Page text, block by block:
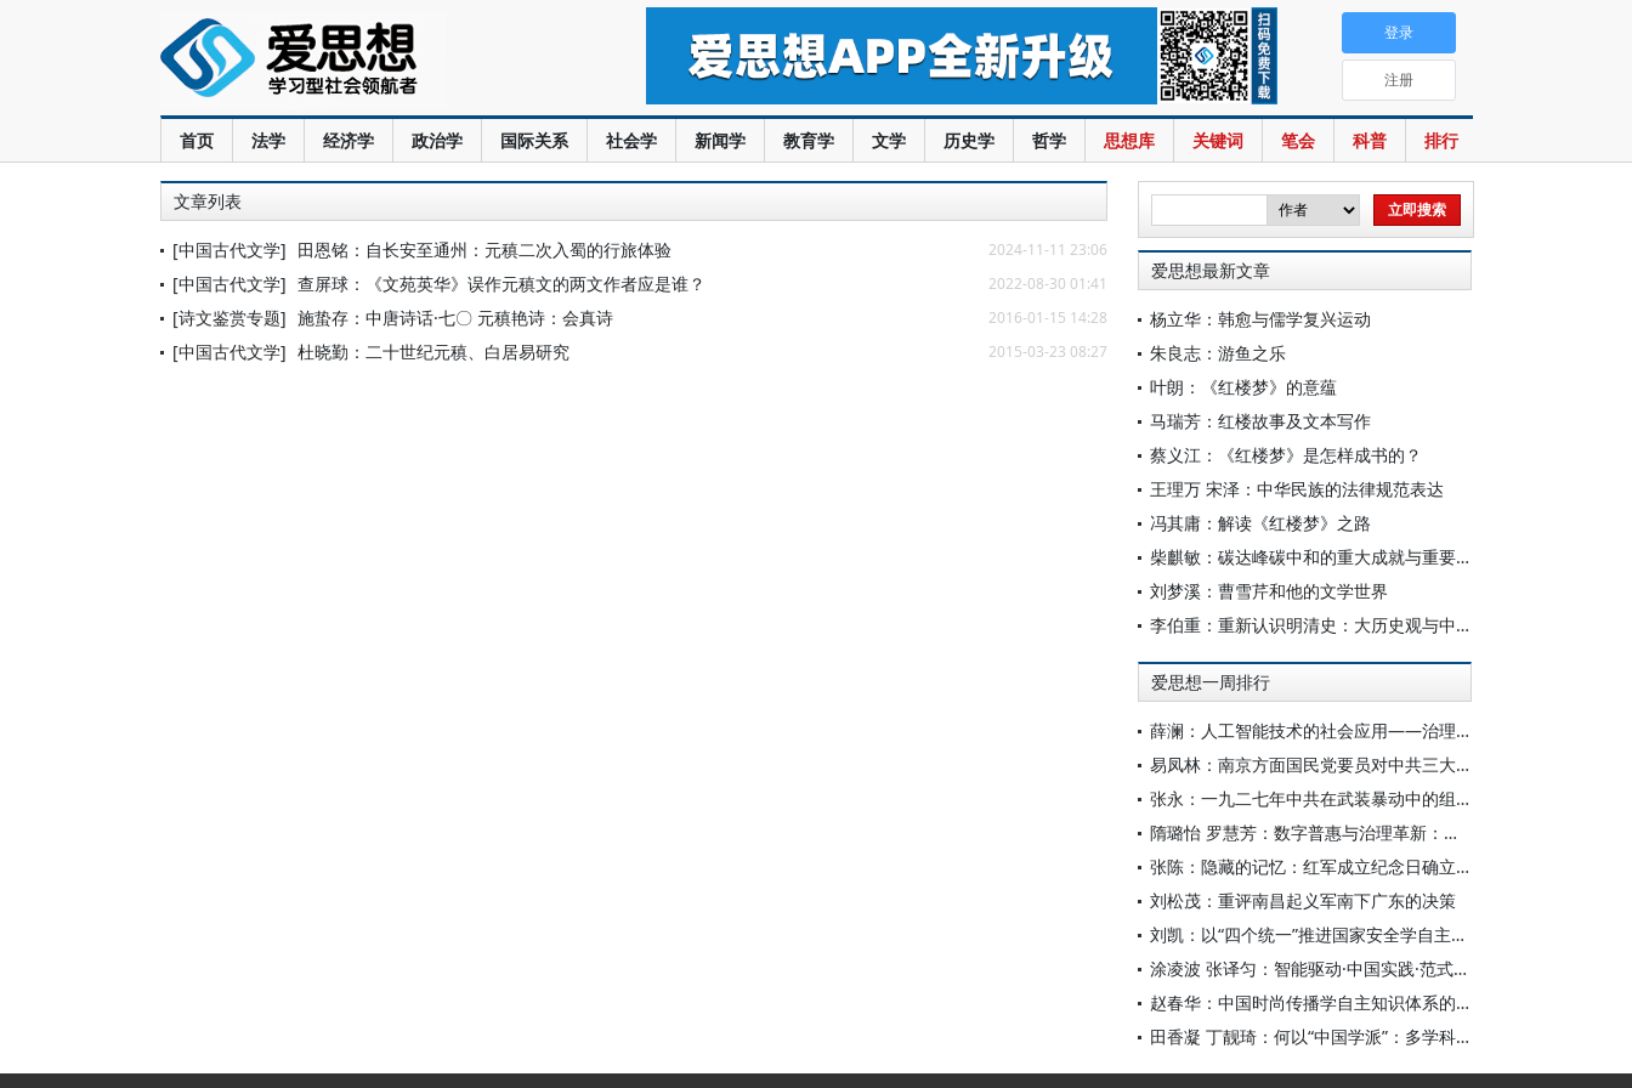
首页 法学 经济学 政治学 国际关系 社会学 新闻学 教育学 文学 历史学 哲学 思想库 关键词 笔会 科普 排行
登录
注册
文章列表
[中国古代文学] 田恩铭：自长安至通州：元稹二次入蜀的行旅体验 2024-11-11 23:06
[中国古代文学] 查屏球：《文苑英华》误作元稹文的两文作者应是谁？ 2022-08-30 01:41
[诗文鉴赏专题] 施蛰存：中唐诗话·七〇 元稹艳诗：会真诗 2016-01-15 14:28
[中国古代文学] 杜晓勤：二十世纪元稹、白居易研究 2015-03-23 08:27
爱思想最新文章
杨立华：韩愈与儒学复兴运动
朱良志：游鱼之乐
叶朗：《红楼梦》的意蕴
马瑞芳：红楼故事及文本写作
蔡义江：《红楼梦》是怎样成书的？
王理万 宋泽：中华民族的法律规范表达
冯其庸：解读《红楼梦》之路
柴麒敏：碳达峰碳中和的重大成就与重要任务
刘梦溪：曹雪芹和他的文学世界
李伯重：重新认识明清史：大历史观与中国史学创新
爱思想一周排行
薛澜：人工智能技术的社会应用——治理挑战
易凤林：南京方面国民党要员对中共三大起义的反应
张永：一九二七年中共在武装暴动中的组织转型
隋璐怡 罗慧芳：数字普惠与治理革新：中国人工智能赋能全球南方发展
张陈：隐藏的记忆：红军成立纪念日确立前中共对南昌起义的纪念
刘松茂：重评南昌起义军南下广东的决策
刘凯：以“四个统一”推进国家安全学自主知识体系构建
涂凌波 张译匀：智能驱动·中国实践·范式创新：“构建中国新闻传播学自主知识体系”专题研讨会综述
赵春华：中国时尚传播学自主知识体系的内在逻辑与实践路径
田香凝 丁靓琦：何以“中国学派”：多学科视野下中国特色新闻传播学建设的研究